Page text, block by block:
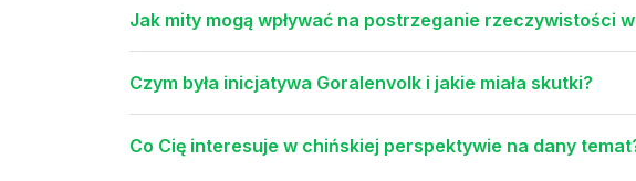
Jak mity mogą wpływać na postrzeganie rzeczywistości
Czym była inicjatywa Goralenvolk i jakie miała skutki?
Co Cię interesuje w chińskiej perspektywie na dany